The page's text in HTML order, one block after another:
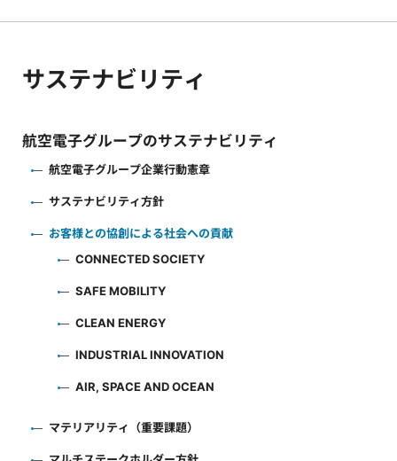
サステナビリティ
航空電子グループのサステナビリティ
航空電子グループ企業行動憲章
サステナビリティ方針
お客様との協創による社会への貢献
CONNECTED SOCIETY
SAFE MOBILITY
CLEAN ENERGY
INDUSTRIAL INNOVATION
AIR, SPACE AND OCEAN
マテリアリティ（重要課題）